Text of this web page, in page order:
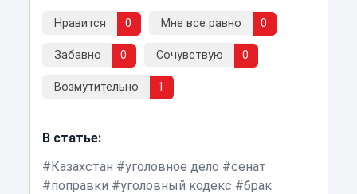
Нравится 0 Мне все равно 0
Забавно 0 Сочувствую 0
Возмутительно 1
В статье:
Казахстан
уголовное дело
сенат
поправки
уголовный кодекс брак